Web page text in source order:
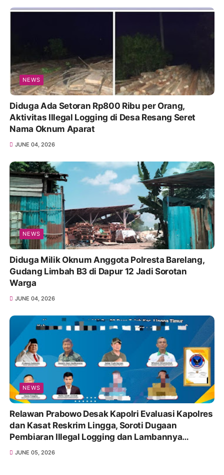
NEWS
Diduga Ada Setoran Rp800 Ribu per Orang,
Aktivitas Illegal Logging di Desa Resang Seret
Nama Oknum Aparat
JUNE 04, 2026
NEWS
Diduga Milik Oknum Anggota Polresta Barelang,
Gudang Limbah B3 di Dapur 12 Jadi Sorotan
Warga
JUNE 04, 2026
NEWS
Relawan Prabowo Desak Kapolri Evaluasi Kapolres
dan Kasat Reskrim Lingga, Soroti Dugaan
Pembiaran Illegal Logging dan Lambannya
Penanganan Korupsi
JUNE 05, 2026